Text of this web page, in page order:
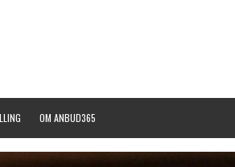
OM ANBUD365